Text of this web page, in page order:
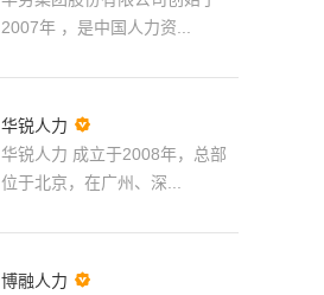
2007年 ，是中国人力资...
华锐人力 
华锐人力 成立于2008年，总部
位于北京，在广州、深...
博融人力 